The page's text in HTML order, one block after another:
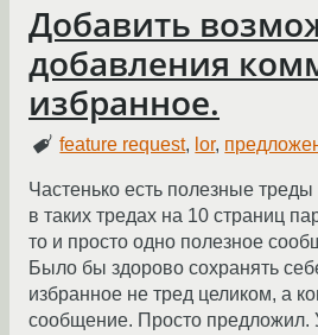
Добавить
добавления
избранное.
feature request, lor,
Частенько есть полезные треды
в таких тредах на 10 страниц
то и просто одно полезное
Было бы здорово сохранять
избранное не тред целиком, а
сообщение. Просто предложил.